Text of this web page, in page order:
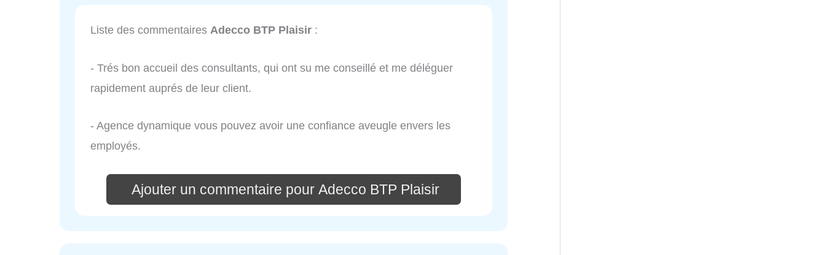
Liste des commentaires Adecco BTP Plaisir :
- Trés bon accueil des consultants, qui ont su me conseillé et me déléguer
rapidement auprés de leur client.
- Agence dynamique vous pouvez avoir une confiance aveugle envers les
employés.
Ajouter un commentaire pour Adecco BTP Plaisir